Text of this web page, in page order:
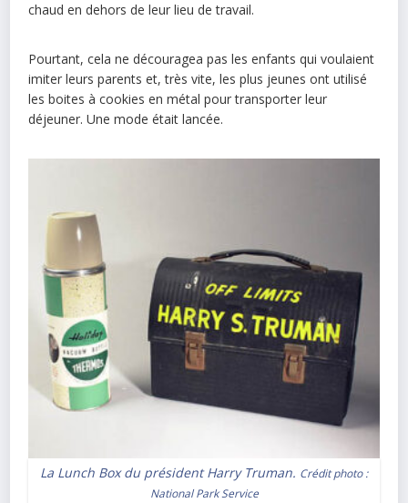
chaud en dehors de leur lieu de travail.
Pourtant, cela ne découragea pas les enfants qui voulaient
imiter leurs parents et, très vite, les plus jeunes ont utilisé
les boites à cookies en métal pour transporter leur
déjeuner. Une mode était lancée.
La Lunch Box du président Harry Truman. Crédit photo :
National Park Service